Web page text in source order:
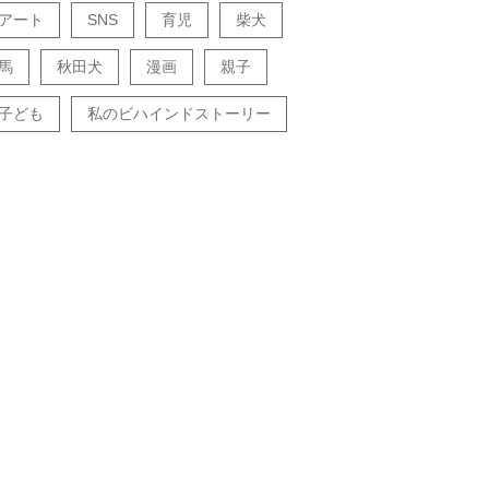
ート SNS 育児 柴犬
秋田犬 漫画 親子
ども 私のビハインドストーリー